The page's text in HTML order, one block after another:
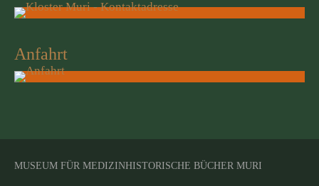
Anfahrt
MUSEUM FÜR MEDIZINHISTORISCHE BÜCHER MURI